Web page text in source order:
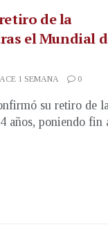
de la
el Mundial
1 SEMANA 0
su retiro de la
años, poniendo fin